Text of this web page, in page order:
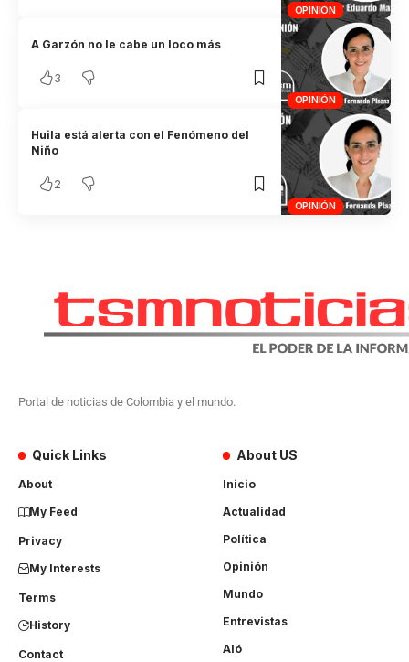
OPINIÓN
OPINIÓN
A Garzón no le cabe un loco más
3
OPINIÓN
Huila está alerta con el Fenómeno del
Niño
2
Portal de noticias de Colombia y el mundo.
Quick Links
About
My Feed
Privacy
My Interests
Terms
History
Contact
About US
Inicio
Actualidad
Política
Opinión
Mundo
Entrevistas
Aló